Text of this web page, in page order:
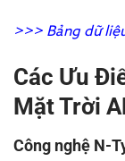
>>> Bảng dữ
Các Ưu
Mặt Trời
Công nghệ N-